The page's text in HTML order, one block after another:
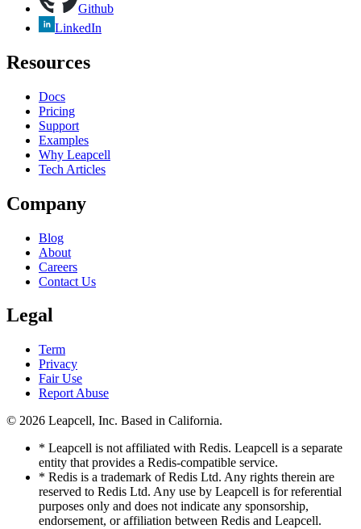
Github
LinkedIn
Resources
Docs
Pricing
Support
Examples
Why Leapcell
Tech Articles
Company
Blog
About
Careers
Contact Us
Legal
Term
Privacy
Fair Use
Report Abuse
© 2026 Leapcell, Inc. Based in California.
* Leapcell is not affiliated with Redis. Leapcell is a separate
entity that provides a Redis-compatible service.
* Redis is a trademark of Redis Ltd. Any rights therein are
reserved to Redis Ltd. Any use by Leapcell is for referential
purposes only and does not indicate any sponsorship,
endorsement, or affiliation between Redis and Leapcell.